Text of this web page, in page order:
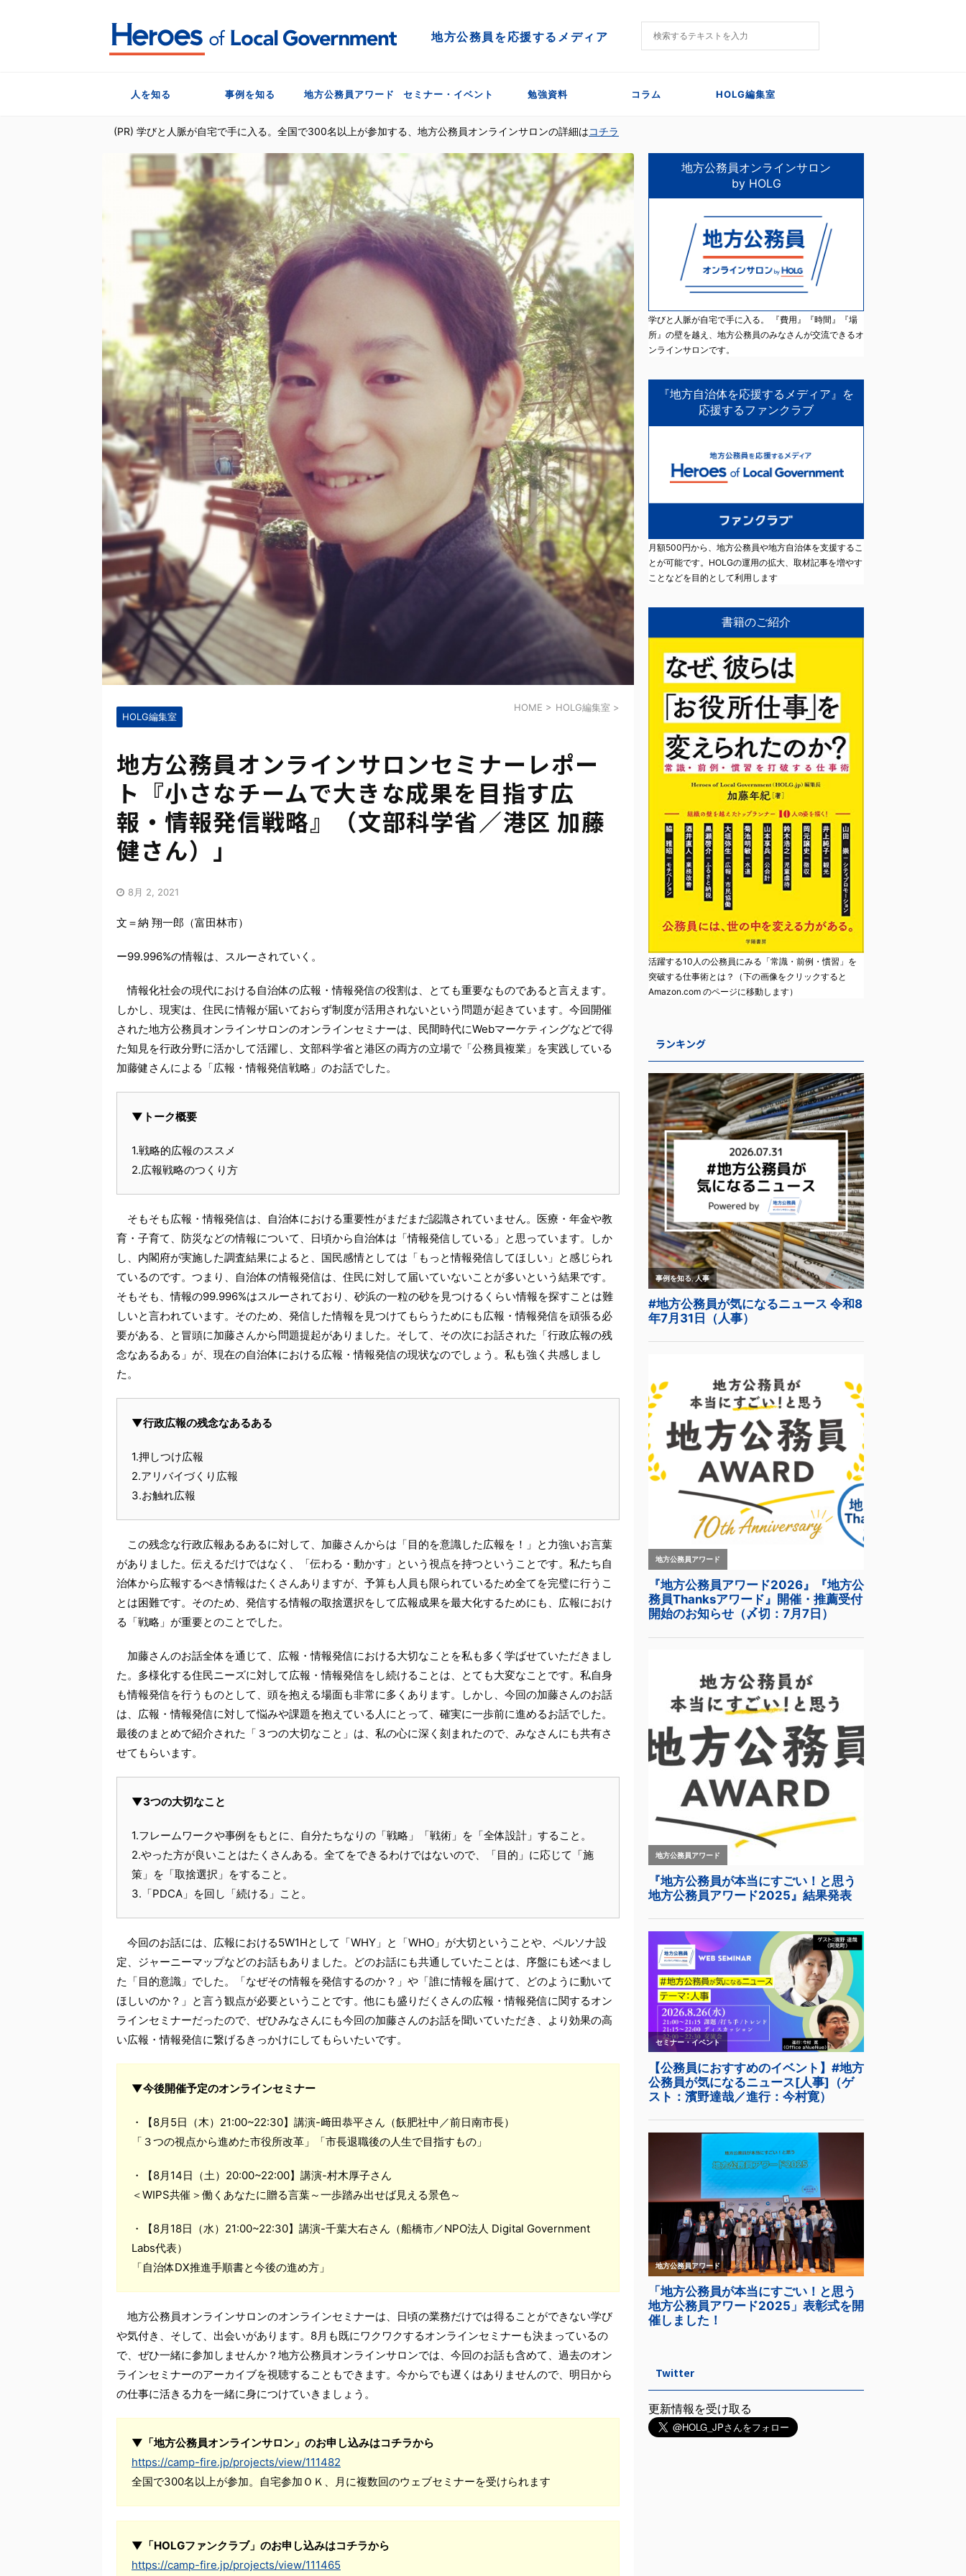
地方公務員を応援するメディア
人を知る 事例を知る 地方公務員アワード セミナー・イベント 勉強資料 コラム HOLG編集室
(PR) 学びと人脈が自宅で手に入る。全国で300名以上が参加する、地方公務員オンラインサロンの詳細はコチラ
HOME > HOLG編集室 >
HOLG編集室
地方公務員オンラインサロンセミナーレポー
ト『小さなチームで大きな成果を目指す広
報・情報発信戦略』（文部科学省／港区 加藤
健さん）」
8月 2, 2021
文＝納 翔一郎（富田林市）
ー99.996%の情報は、スルーされていく。
情報化社会の現代における自治体の広報・情報発信の役割は、とても重要なものであると言えます。
しかし、現実は、住民に情報が届いておらず制度が活用されないという問題が起きています。今回開催
された地方公務員オンラインサロンのオンラインセミナーは、民間時代にWebマーケティングなどで得
た知見を行政分野に活かして活躍し、文部科学省と港区の両方の立場で「公務員複業」を実践している
加藤健さんによる「広報・情報発信戦略」のお話でした。
▼トーク概要
1.戦略的広報のススメ
2.広報戦略のつくり方
そもそも広報・情報発信は、自治体における重要性がまだまだ認識されていません。医療・年金や教
育・子育て、防災などの情報について、日頃から自治体は「情報発信している」と思っています。しか
し、内閣府が実施した調査結果によると、国民感情としては「もっと情報発信してほしい」と感じられ
ているのです。つまり、自治体の情報発信は、住民に対して届いていないことが多いという結果です。
そもそも、情報の99.996%はスルーされており、砂浜の一粒の砂を見つけるくらい情報を探すことは難
しいと言われています。そのため、発信した情報を見つけてもらうためにも広報・情報発信を頑張る必
要がある、と冒頭に加藤さんから問題提起がありました。そして、その次にお話された「行政広報の残
念なあるある」が、現在の自治体における広報・情報発信の現状なのでしょう。私も強く共感しまし
た。
▼行政広報の残念なあるある
1.押しつけ広報
2.アリバイづくり広報
3.お触れ広報
この残念な行政広報あるあるに対して、加藤さんからは「目的を意識した広報を！」と力強いお言葉
がありました。伝えるだけではなく、「伝わる・動かす」という視点を持つということです。私たち自
治体から広報するべき情報はたくさんありますが、予算も人員も限られているため全てを完璧に行うこ
とは困難です。そのため、発信する情報の取捨選択をして広報成果を最大化するためにも、広報におけ
る「戦略」が重要とのことでした。
加藤さんのお話全体を通じて、広報・情報発信における大切なことを私も多く学ばせていただきまし
た。多様化する住民ニーズに対して広報・情報発信をし続けることは、とても大変なことです。私自身
も情報発信を行うものとして、頭を抱える場面も非常に多くあります。しかし、今回の加藤さんのお話
は、広報・情報発信に対して悩みや課題を抱えている人にとって、確実に一歩前に進めるお話でした。
最後のまとめで紹介された「３つの大切なこと」は、私の心に深く刻まれたので、みなさんにも共有さ
せてもらいます。
▼3つの大切なこと
1.フレームワークや事例をもとに、自分たちなりの「戦略」「戦術」を「全体設計」すること。
2.やった方が良いことはたくさんある。全てをできるわけではないので、「目的」に応じて「施
策」を「取捨選択」をすること。
3.「PDCA」を回し「続ける」こと。
今回のお話には、広報における5W1Hとして「WHY」と「WHO」が大切ということや、ペルソナ設
定、ジャーニーマップなどのお話もありました。どのお話にも共通していたことは、序盤にも述べまし
た「目的意識」でした。「なぜその情報を発信するのか？」や「誰に情報を届けて、どのように動いて
ほしいのか？」と言う観点が必要ということです。他にも盛りだくさんの広報・情報発信に関するオン
ラインセミナーだったので、ぜひみなさんにも今回の加藤さんのお話を聞いていただき、より効果の高
い広報・情報発信に繋げるきっかけにしてもらいたいです。
▼今後開催予定のオンラインセミナー
・【8月5日（木）21:00~22:30】講演-﨑田恭平さん（飫肥社中／前日南市長）
「３つの視点から進めた市役所改革」「市長退職後の人生で目指すもの」
・【8月14日（土）20:00~22:00】講演-村木厚子さん
＜WIPS共催＞働くあなたに贈る言葉～一歩踏み出せば見える景色～
・【8月18日（水）21:00~22:30】講演-千葉大右さん（船橋市／NPO法人 Digital Government
Labs代表）
「自治体DX推進手順書と今後の進め方」
地方公務員オンラインサロンのオンラインセミナーは、日頃の業務だけでは得ることができない学び
や気付き、そして、出会いがあります。8月も既にワクワクするオンラインセミナーも決まっているの
で、ぜひ一緒に参加しませんか？地方公務員オンラインサロンでは、今回のお話も含めて、過去のオン
ラインセミナーのアーカイブを視聴することもできます。今からでも遅くはありませんので、明日から
の仕事に活きる力を一緒に身につけていきましょう。
▼「地方公務員オンラインサロン」のお申し込みはコチラから
https://camp-fire.jp/projects/view/111482
全国で300名以上が参加。自宅参加ＯＫ、月に複数回のウェブセミナーを受けられます
▼「HOLGファンクラブ」のお申し込みはコチラから
https://camp-fire.jp/projects/view/111465
地方公務員オンラインサロン
by HOLG
学びと人脈が自宅で手に入る。 『費用』『時間』『場
所』の壁を越え、地方公務員のみなさんが交流できるオ
ンラインサロンです。
『地方自治体を応援するメディア』を
応援するファンクラブ
月額500円から、地方公務員や地方自治体を支援するこ
とが可能です。HOLGの運用の拡大、取材記事を増やす
ことなどを目的として利用します
書籍のご紹介
活躍する10人の公務員にみる「常識・前例・慣習」を
突破する仕事術とは？（下の画像をクリックすると
Amazon.com のページに移動します）
ランキング
Twitter
更新情報を受け取る